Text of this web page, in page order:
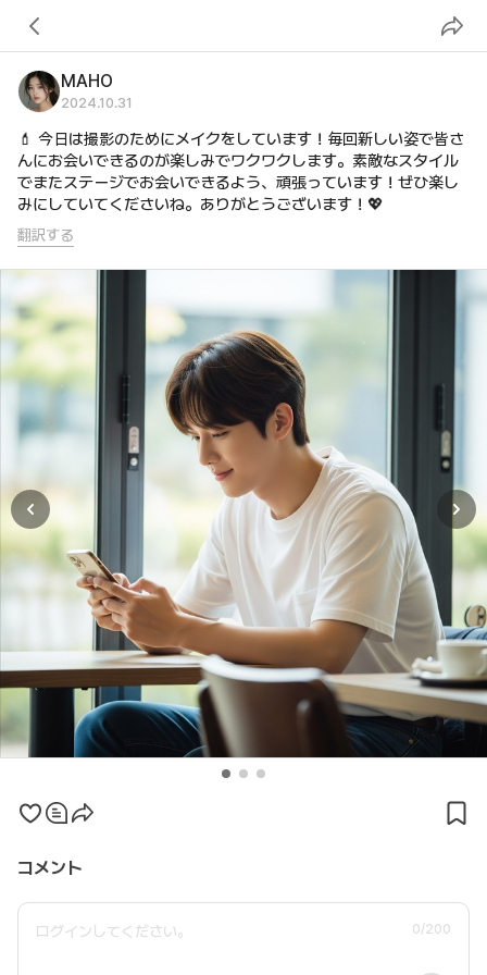
MAHO
2024.10.31
💄 今日は撮影のためにメイクをしています！毎回新しい姿で皆さ
んにお会いできるのが楽しみでワクワクします。素敵なスタイル
でまたステージでお会いできるよう、頑張っています！ぜひ楽し
みにしていてくださいね。ありがとうございます！💖
翻訳する
コメント
0/200